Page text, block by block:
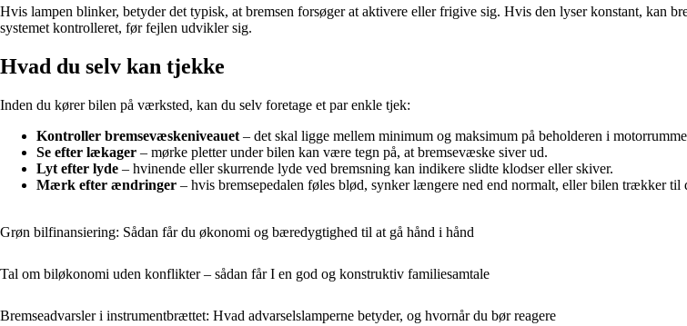
Hvis lampen blinker, betyder det typisk, at bremsen forsøger at aktivere eller frigive sig. Hvis den lyser konstant, kan
systemet kontrolleret, før fejlen udvikler sig.
Hvad du selv kan tjekke
Inden du kører bilen på værksted, kan du selv foretage et par enkle tjek:
Kontroller bremsevæskeniveauet – det skal ligge mellem minimum og maksimum på beholderen i
Se efter lækager – mørke pletter under bilen kan være tegn på, at bremsevæske siver ud.
Lyt efter lyde – hvinende eller skurrende lyde ved bremsning kan indikere slidte klodser eller skiver.
Mærk efter ændringer – hvis bremsepedalen føles blød, synker længere ned end normalt, eller bilen trækker til
Grøn bilfinansiering: Sådan får du økonomi og bæredygtighed til at gå hånd i hånd
Tal om biløkonomi uden konflikter – sådan får I en god og konstruktiv familiesamtale
Bremseadvarsler i instrumentbrættet: Hvad advarselslamperne betyder, og hvornår du bør reagere